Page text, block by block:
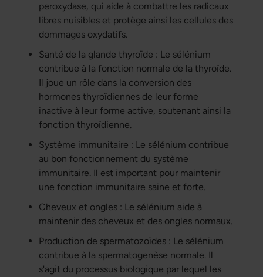
peroxydase, qui aide à combattre les radicaux
libres nuisibles et protège ainsi les cellules des
dommages oxydatifs.
Santé de la glande thyroïde : Le sélénium
contribue à la fonction normale de la thyroïde.
Il joue un rôle dans la conversion des
hormones thyroïdiennes de leur forme
inactive à leur forme active, soutenant ainsi la
fonction thyroïdienne.
Système immunitaire : Le sélénium contribue
au bon fonctionnement du système
immunitaire. Il est important pour maintenir
une fonction immunitaire saine et forte.
Cheveux et ongles : Le sélénium aide à
maintenir des cheveux et des ongles normaux.
Production de spermatozoïdes : Le sélénium
contribue à la spermatogenèse normale. Il
s'agit du processus biologique par lequel les